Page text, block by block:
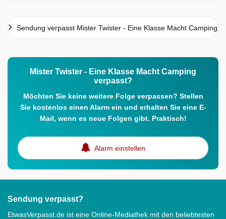
Sendung verpasst Mister Twister - Eine Klasse Macht Camping
Mister Twister - Eine Klasse Macht Camping
verpasst?
Möchten Sie keine weitere Folge verpassen? Stellen
Sie kostenlos einen Alarm ein und erhalten Sie eine E-
Mail, wenn es neue Folgen gibt. Praktisch!
Alarm einstellen
Sendung verpasst?
EtwasVerpasst.de ist eine Online-Mediathek mit den beliebtesten